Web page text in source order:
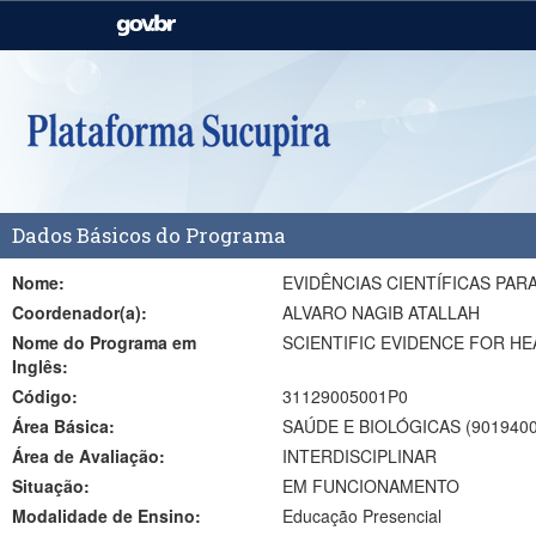
Casa Civil
Pecuária e Abastecimento
Dados Básicos do Programa
Nome:
EVIDÊNCIAS CIENTÍFICAS
Coordenador(a):
ALVARO NAGIB ATALLAH
Nome do Programa em
Inglês:
SCIENTIFIC EVIDENCE FOR
Código:
31129005001P0
Área Básica:
SAÚDE E BIOLÓGICAS
Área de Avaliação:
INTERDISCIPLINAR
Situação:
EM FUNCIONAMENTO
Modalidade de Ensino:
Educação Presencial